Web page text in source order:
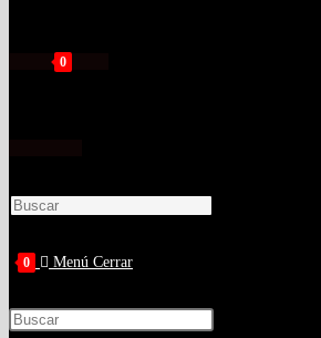
0
0 Menú Cerrar